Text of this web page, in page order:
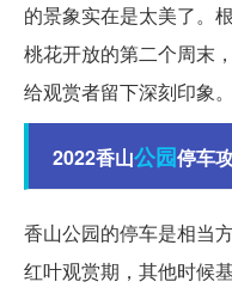
的景象实在是太美了。
桃花开放的第二个周末
给观赏者留下深刻印象。
2022香山公园停车
香山公园的停车是相当
红叶观赏期，其他时候